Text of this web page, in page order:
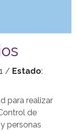
/ Estado:
para realizar
de
personas